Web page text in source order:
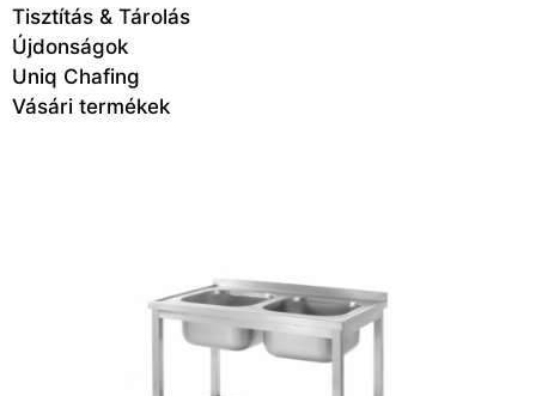
Tisztítás & Tárolás
Újdonságok
Uniq Chafing
Vásári termékek